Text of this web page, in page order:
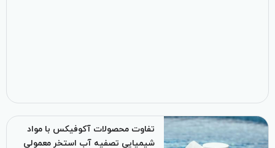
تفاوت محصولات آکوفیکس با مواد
شیمیایی تصفیه آب استخر معمولی